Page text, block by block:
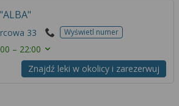
33 Wyświetl numer
– 22:00
Znajdź leki w okolicy i zarezerwuj